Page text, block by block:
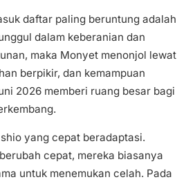
daftar paling beruntung adalah
dalam keberanian dan
maka Monyet menonjol lewat
berpikir, dan kemampuan
2026 memberi ruang besar bagi
yang cepat beradaptasi.
cepat, mereka biasanya
untuk menemukan celah. Pada